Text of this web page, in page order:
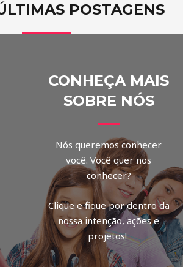
POSTAGENS
CONHEÇA MAIS
SOBRE NÓS
Nós queremos conhecer
você. Você quer nos
conhecer?
Clique e fique por dentro da
nossa intenção, ações e
projetos!